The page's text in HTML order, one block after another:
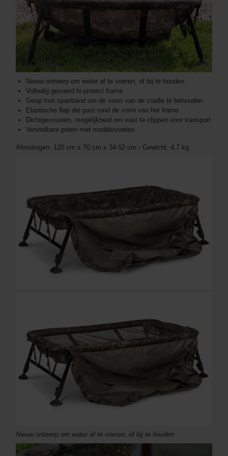
Nieuw ontwerp om water af te voeren, of bij te houden
Volledig gevoerd hi-protect frame
Gesp met spanband om de vorm van de cradle te behouden
Elastische flap die past rond de vorm van het frame
Dichtgevouwen, mogelijkheid om vast te clippen voor transport
Verstelbare poten met moddervoeten
Afmetingen: 120 cm x 70 cm x 34-52 cm - Gewicht: 4.7 kg
Nieuw ontwerp om water af te voeren, of bij te houden